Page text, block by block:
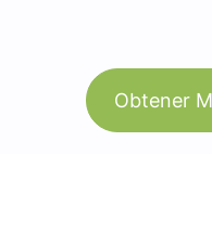
Obtener